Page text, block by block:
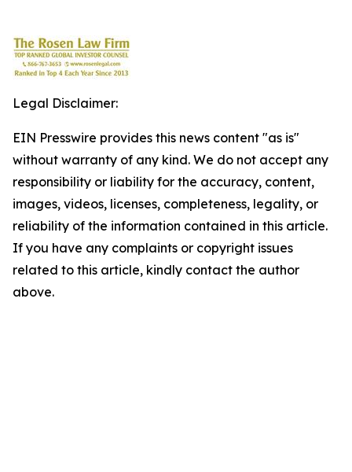
Legal Disclaimer:
EIN Presswire provides this news content "as is"
without warranty of any kind. We do not accept any
responsibility or liability for the accuracy, content,
images, videos, licenses, completeness, legality, or
reliability of the information contained in this article.
If you have any complaints or copyright issues
related to this article, kindly contact the author
above.